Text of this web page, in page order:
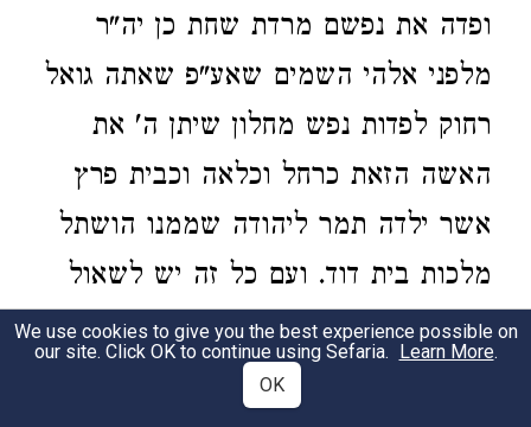
ופדה את נפשם מרדת שחת כן יה"ר
מלפני אלהי השמים שאע"פ שאתה גואל
רחוק לפדות נפש מחלון שיתן ה' את
האשה הזאת כרחל וכלאה וכבית פרץ
אשר ילדה תמר ליהודה שממנו הושתל
מלכות בית דוד. ועם כל זה יש לשאול
למה אמרו יתן ה' את האשה הבאה אל
ביתך ודי שיאמר את האשה שידוע הוא
We use cookies to give you the best experience possible on
our site. Click OK to continue using Sefaria. Learn More.
OK